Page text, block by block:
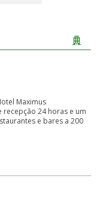
Maximus
recepção 24 horas e um
e bares a 200